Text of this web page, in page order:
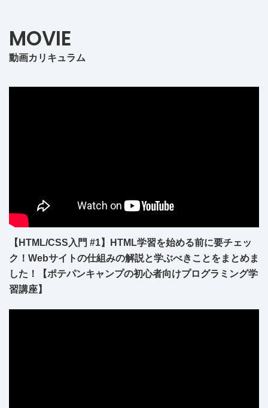
MOVIE
動画カリキュラム
【HTML/CSS入門 #1】HTML学習を始める前に要チェッ
ク！Webサイトの仕組みの解説と学ぶべきことをまとめま
した！【ポテパンキャンプの初心者向けプログラミング学
習講座】